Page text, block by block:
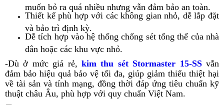
muốn bỏ ra quá nhiều nhưng vẫn đảm bảo an toàn.
Thiết kế phù hợp với các không gian nhỏ, dễ lắp đặt
và bảo trì định kỳ.
Dễ tích hợp vào hệ thống chống sét tổng thể của nhà
dân hoặc các khu vực nhỏ.
-Dù ở mức giá rẻ, kim thu sét Stormaster 15-SSvẫn
đảm bảo hiệu quả bảo vệ tối đa, giúp giảm thiểu thiệt hại
về tài sản và tính mạng, đồng thời đáp ứng tiêu chuẩn kỹ
thuật châu Âu, phù hợp với quy chuẩn Việt Nam.